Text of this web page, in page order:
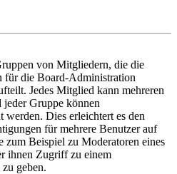
von Mitgliedern, die die
für die Board-Administration
Jedes Mitglied kann mehreren
jeder Gruppe können
werden. Dies erleichtert es den
für mehrere Benutzer auf
zum Beispiel zu Moderatoren eines
ihnen Zugriff zu einem
geben.